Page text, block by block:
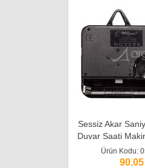
Sessiz Akar
Duvar Saati
Ürün Kodu: